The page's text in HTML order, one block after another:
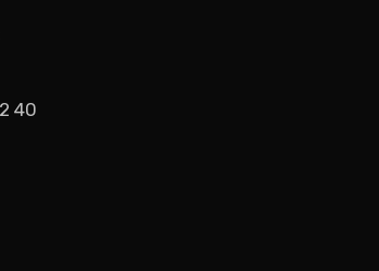
40